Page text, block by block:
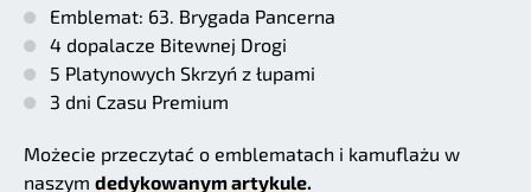
Emblemat: 63. Brygada Pancerna
4 dopalacze Bitewnej Drogi
5 Platynowych Skrzyń z łupami
3 dni Czasu Premium
Możecie przeczytać o emblematach i kamuflażu w
naszym dedykowanym artykule.